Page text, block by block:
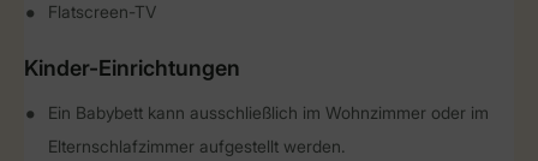
Flatscreen-TV
Kinder-Einrichtungen
Ein Babybett kann ausschließlich im Wohnzimmer oder im
Elternschlafzimmer aufgestellt werden.